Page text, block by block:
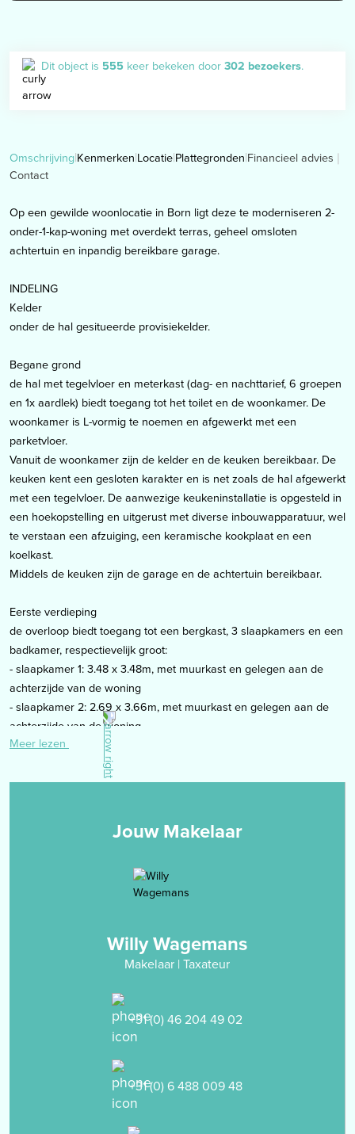
Dit object is 555 keer bekeken door302 bezoekers.
OmschrijvingKenmerken LocatiePlattegronden Financieel advies
Contact
Op een gewilde woonlocatie in Born ligt deze te moderniseren 2-
onder-1-kap-woning met overdekt terras, geheel omsloten
achtertuin en inpandig bereikbare garage.
INDELING
Kelder
onder de hal gesitueerde provisiekelder.
Begane grond
de hal met tegelvloer en meterkast (dag- en nachttarief, 6 groepen
en 1x aardlek) biedt toegang tot het toilet en de woonkamer. De
woonkamer is L-vormig te noemen en afgewerkt met een
parketvloer.
Vanuit de woonkamer zijn de kelder en de keuken bereikbaar. De
keuken kent een gesloten karakter en is net zoals de hal afgewerkt
met een tegelvloer. De aanwezige keukeninstallatie is opgesteld in
een hoekopstelling en uitgerust met diverse inbouwapparatuur, wel
te verstaan een afzuiging, een keramische kookplaat en een
koelkast.
Middels de keuken zijn de garage en de achtertuin bereikbaar.
Eerste verdieping
de overloop biedt toegang tot een bergkast, 3 slaapkamers en een
badkamer, respectievelijk groot:
- slaapkamer 1: 3.48 x 3.48m, met muurkast en gelegen aan de
achterzijde van de woning
- slaapkamer 2: 2.69 x 3.66m, met muurkast en gelegen aan de
achterzijde van de woning
- slaapkamer 3: 2.69 x 1.98m, gelegen aan de achterzijde van de
- de geheel betegelde badkamer (2.41 x 1.97m) welke is ingedeeld
De verdieping kan middels vaste trap toegankelijk worden
middels de keuken is de garage inpandig bereikbaar. De garage is
uitgebreid met een aanbouw en uitgerust met een garagepoort,
een tuindeur en de aansluitpunten voor het witgoed.
Voor de garage is de oprit gelegen die voldoende
aan de voor- en achterkant gelegen, onderhoudsvriendelijke tuin
met overdekt terras en houten tuinhuis.
Meer lezen
Jouw Makelaar
Willy Wagemans
Makelaar | Taxateur
+31 (0) 46 204 49 02
+31 (0) 6 488 009 48